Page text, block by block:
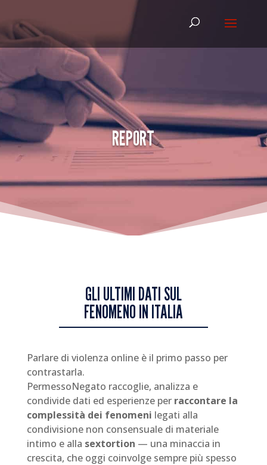
REPORT
GLI ULTIMI DATI SUL
FENOMENO IN ITALIA
Parlare di violenza online è il primo passo per
contrastarla.
PermessoNegato raccoglie, analizza e
condivide dati ed esperienze per raccontare la
complessità dei fenomeni legati alla
condivisione non consensuale di materiale
intimo e alla sextortion — una minaccia in
crescita, che oggi coinvolge sempre più spesso